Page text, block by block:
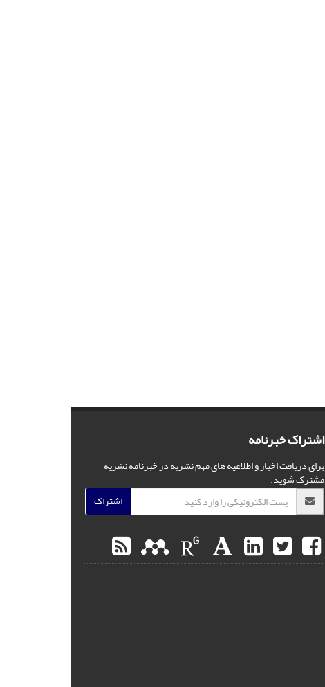
اشتراک خبرنامه
برای دریافت اخبار و اطلاعیه های مهم نشریه در خبرنامه نشریه
مشترک شوید.
اشتراک